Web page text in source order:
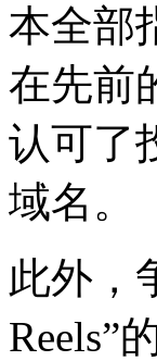
本全部
在先前
认可了
域名。
此外，
Reels”